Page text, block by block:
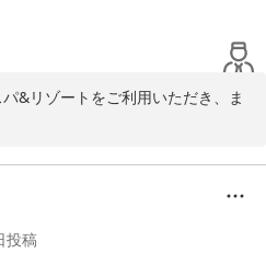
待ちしております。
ート
のランドリーが少なくしかも1階2
移動が面倒です。
ありがたいですが、貸出返却場所を
。
&リゾートをご利用いただき、ま
毎年お越しいただいていることに
やクラブルーム特典をお得にご利
のお言葉は大変励みになります。
投稿